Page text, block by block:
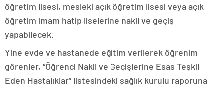
öğretim lisesi, mesleki açık öğretim lisesi veya açık
öğretim imam hatip liselerine nakil ve geçiş
yapabilecek.
Yine evde ve hastanede eğitim verilerek öğrenim
görenler, “Öğrenci Nakil ve Geçişlerine Esas Teşkil
Eden Hastalıklar” listesindeki sağlık kurulu raporuna